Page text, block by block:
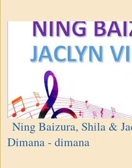
Ning Baizura, Shila &
Dimana - dimana